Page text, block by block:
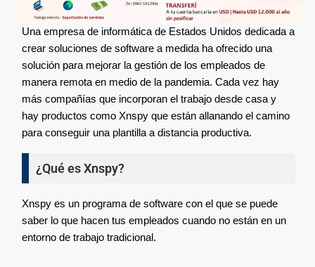
Una empresa de informática de Estados Unidos dedicada a
crear soluciones de software a medida ha ofrecido una
solución para mejorar la gestión de los empleados de
manera remota en medio de la pandemia. Cada vez hay
más compañías que incorporan el trabajo desde casa y
hay productos como Xnspy que están allanando el camino
para conseguir una plantilla a distancia productiva.
¿Qué es Xnspy?
Xnspy es un programa de software con el que se puede
saber lo que hacen tus empleados cuando no están en un
entorno de trabajo tradicional.